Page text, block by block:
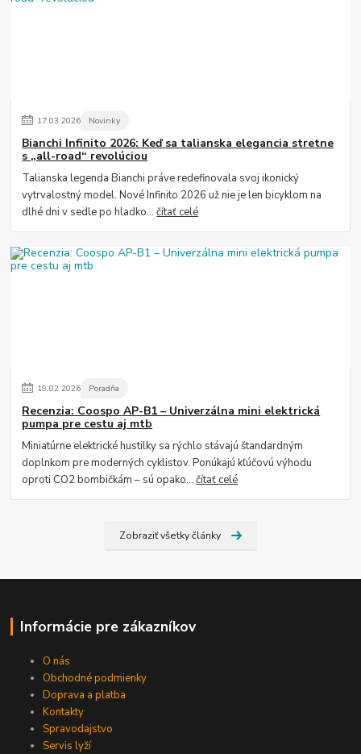
17.03.2026 Novinky
Bianchi Infinito 2026: Keď sa talianska elegancia stretne
s „all-road“ revolúciou
Talianska legenda Bianchi práve redefinovala svoj ikonický
vytrvalostný model. Nové Infinito 2026 už nie je len bicyklom na
dlhé dni v sedle po hladko...čítať celé
19.02.2026 Poradňa
Recenzia: Coospo AP-B1 – Univerzálna mini elektrická
pumpa pre cestu aj mtb
Miniatúrne elektrické hustilky sa rýchlo stávajú štandardným
doplnkom pre moderných cyklistov. Ponúkajú kľúčovú výhodu
oproti CO2 bombičkám – sú opako...čítať celé
Zobraziť všetky články
Informácie pre zákazníkov
O nás
Obchodné podmienky
Doprava a platba
Kontakty
Spravodajstvo
Servis lyží